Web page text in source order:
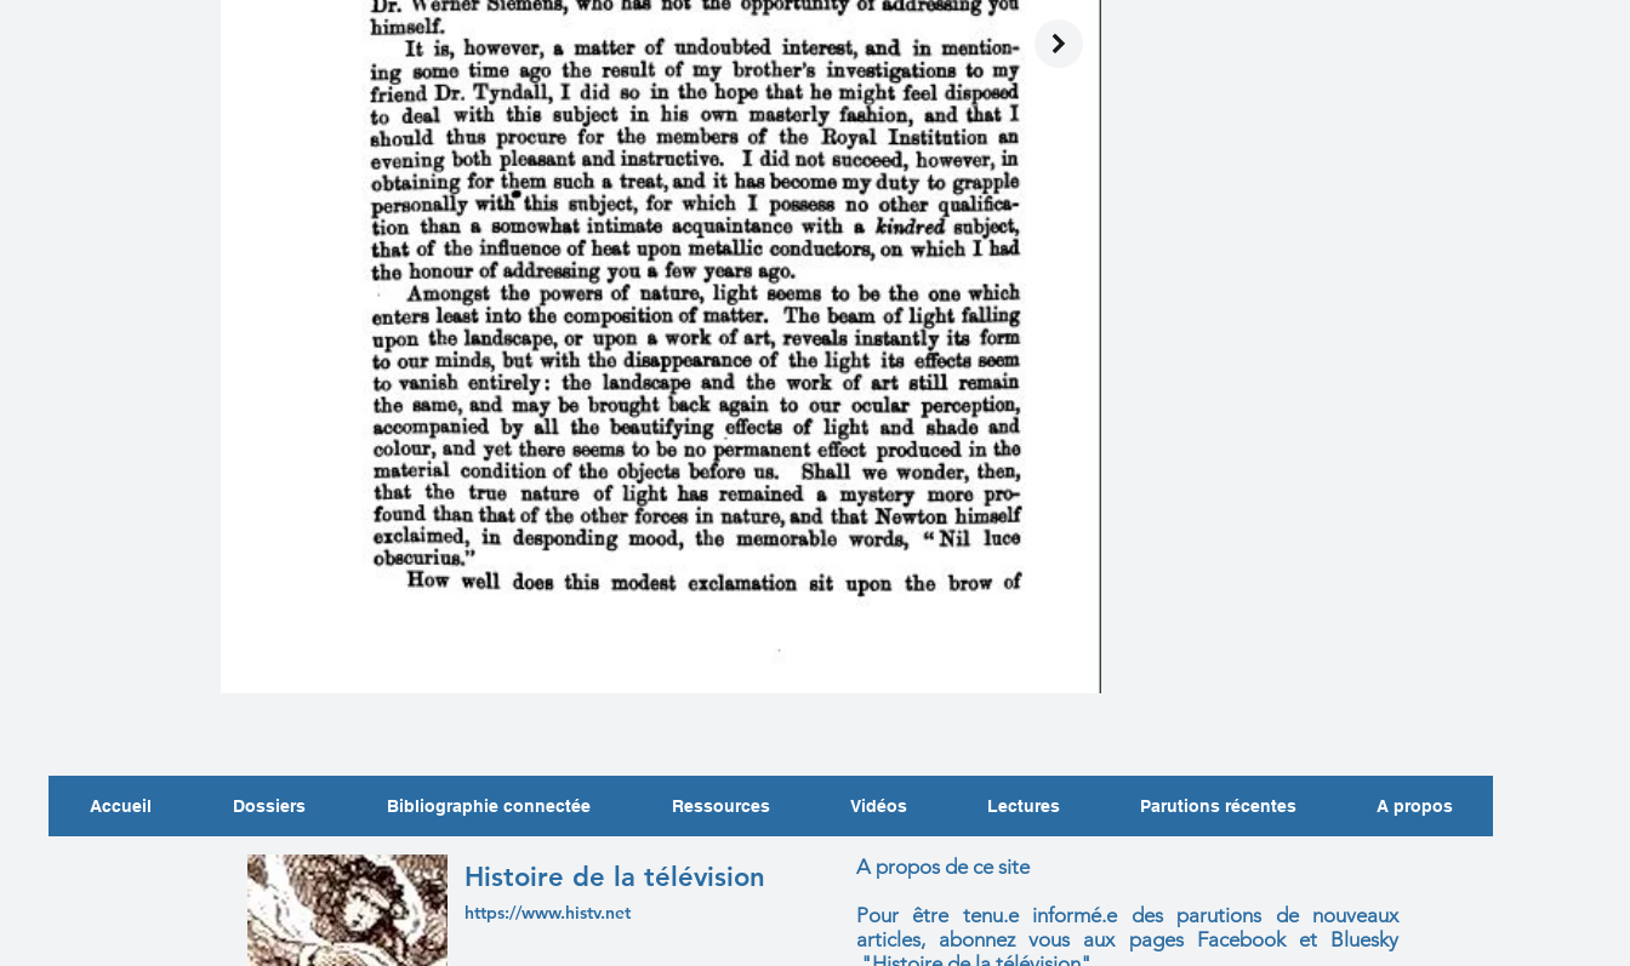
Accueil Dossiers Bibliographie connectée Ressources Vidéos Lectures Parutions récentes A propos
Histoire de la télévision
https://www.histv.net
A propos de ce site
Pour être tenu.e informé.e des parutions de nouveaux
articles, abonnez vous aux pages Facebook et Bluesky